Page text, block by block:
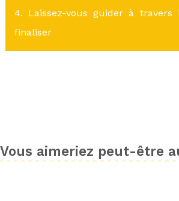
4. Laissez-vous guider à travers
finaliser
Vous aimeriez peut-être